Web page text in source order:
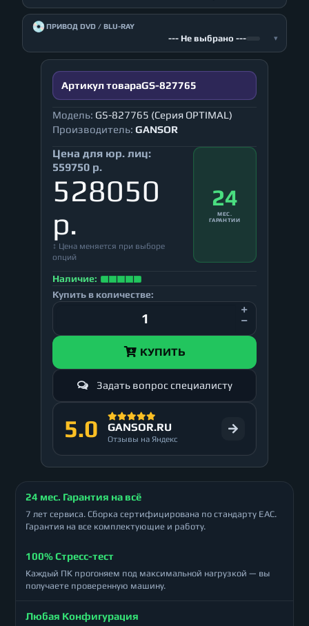
💿ПРИВОД DVD / BLU-RAY
--- Не выбрано --- ▾
Артикул товараGS-827765
Модель: GS-827765 (Серия OPTIMAL)
Производитель: GANSOR
Цена для юр. лиц:
559750 р.
528050
р.
↕ Цена меняется при выборе
опций
24
МЕС.
ГАРАНТИИ
Наличие:
Купить в количестве:
КУПИТЬ
Задать вопрос специалисту
5.0 GANSOR.RU
Отзывы на Яндекс
24 мес. Гарантия на всё
7 лет сервиса. Сборка сертифицирована по стандарту ЕАС.
Гарантия на все комплектующие и работу.
100% Стресс-тест
Каждый ПК прогоняем под максимальной нагрузкой — вы
получаете проверенную машину.
Любая Конфигурация